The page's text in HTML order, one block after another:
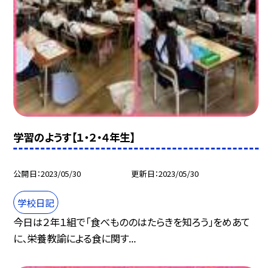
学習のようす【１・２・４年生】
公開日 2023/05/30 更新日 2023/05/30
学校日記
今日は２年１組で「食べもののはたらきを知ろう」をめあて
に、栄養教諭による食に関す...